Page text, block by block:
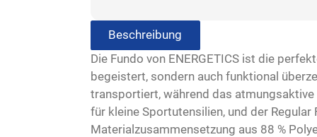
Beschreibung
Die Fundo von ENERGETICS ist die
begeistert, sondern auch funktional
transportiert, während das
für kleine Sportutensilien, und der
Materialzusammensetzung aus 88 %